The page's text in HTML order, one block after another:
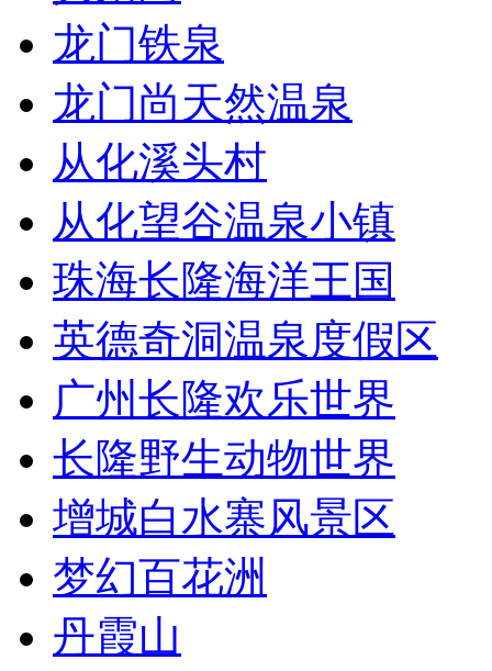
龙门铁泉
龙门尚天然温泉
从化溪头村
从化望谷温泉小镇
珠海长隆海洋王国
英德奇洞温泉度假区
广州长隆欢乐世界
长隆野生动物世界
增城白水寨风景区
梦幻百花洲
丹霞山